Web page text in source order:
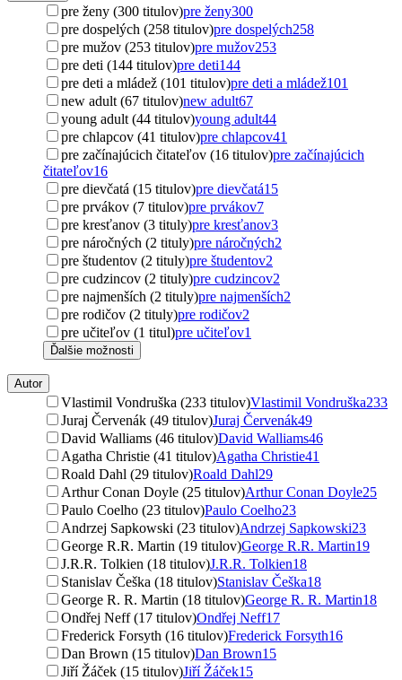
pre ženy (300 titulov)pre ženy300
pre dospelých (258 titulov)pre dospelých258
pre mužov (253 titulov)pre mužov253
pre deti (144 titulov)pre deti144
pre deti a mládež (101 titulov)pre deti a mládež101
new adult (67 titulov)new adult67
young adult (44 titulov)young adult44
pre chlapcov (41 titulov)pre chlapcov41
pre začínajúcich čitateľov (16 titulov)pre začínajúcich
čitateľov16
pre dievčatá (15 titulov)pre dievčatá15
pre prvákov (7 titulov)pre prvákov7
pre kresťanov (3 tituly)pre kresťanov3
pre náročných (2 tituly)pre náročných2
pre študentov (2 tituly)pre študentov2
pre cudzincov (2 tituly)pre cudzincov2
pre najmenších (2 tituly)pre najmenších2
pre rodičov (2 tituly)pre rodičov2
pre učiteľov (1 titul)pre učiteľov1
Ďalšie možnosti
Autor
Vlastimil Vondruška (233 titulov)Vlastimil Vondruška233
Juraj Červenák (49 titulov)Juraj Červenák49
David Walliams (46 titulov)David Walliams46
Agatha Christie (41 titulov)Agatha Christie41
Roald Dahl (29 titulov)Roald Dahl29
Arthur Conan Doyle (25 titulov)Arthur Conan Doyle25
Paulo Coelho (23 titulov)Paulo Coelho23
Andrzej Sapkowski (23 titulov)Andrzej Sapkowski23
George R.R. Martin (19 titulov)George R.R. Martin19
J.R.R. Tolkien (18 titulov)J.R.R. Tolkien18
Stanislav Češka (18 titulov)Stanislav Češka18
George R. R. Martin (18 titulov)George R. R. Martin18
Ondřej Neff (17 titulov)Ondřej Neff17
Frederick Forsyth (16 titulov)Frederick Forsyth16
Dan Brown (15 titulov)Dan Brown15
Jiří Žáček (15 titulov)Jiří Žáček15